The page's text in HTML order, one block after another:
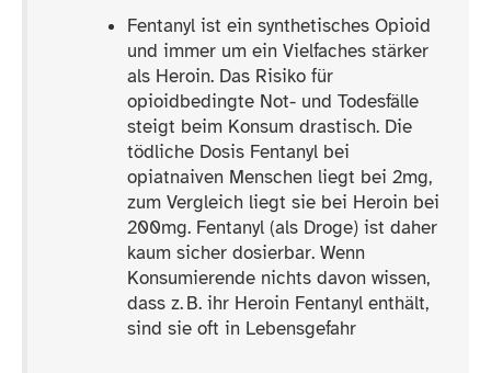
Fentanyl ist ein synthetisches Opioid
und immer um ein Vielfaches stärker
als Heroin. Das Risiko für
opioidbedingte Not- und Todesfälle
steigt beim Konsum drastisch. Die
tödliche Dosis Fentanyl bei
opiatnaiven Menschen liegt bei 2mg,
zum Vergleich liegt sie bei Heroin bei
200mg. Fentanyl (als Droge) ist daher
kaum sicher dosierbar. Wenn
Konsumierende nichts davon wissen,
dass z. B. ihr Heroin Fentanyl enthält,
sind sie oft in Lebensgefahr